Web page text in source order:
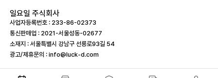
일요일 주식회사
사업자등록번호 : 233-86-023­73
통신판매업 : 2021-서울성동-02677
소재지 : 서울특별시 강남구 선릉로93길 54
광고/제휴문의 : info@luck-d.com